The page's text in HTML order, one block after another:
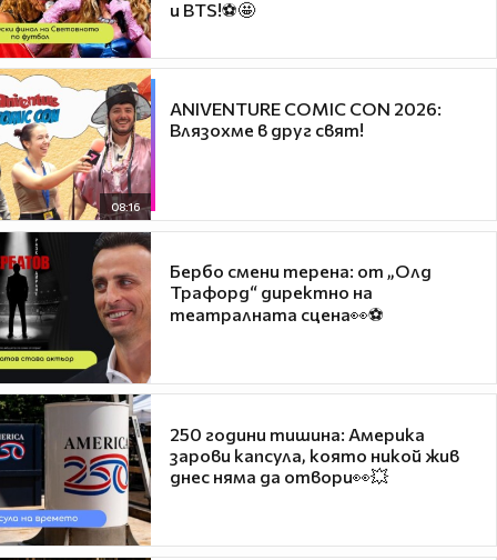
и BTS!⚽🤩
08:16
ANIVENTURE COMIC CON 2026:
Влязохме в друг свят!
Бербо смени терена: от „Олд
Трафорд“ директно на
театралната сцена👀⚽
250 години тишина: Америка
зарови капсула, която никой жив
днес няма да отвори👀💥